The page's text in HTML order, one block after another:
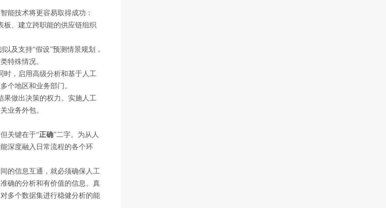
能技术将更容易取得成功：
板、建立跨职能的供应链组织
及支持“假设”预测情景规划，
特殊情况。
时，启用高级分析和基于人工
个地区和业务部门。
果做出决策的权力。实施人工
业务外包。
关键在于“正确”二字。为从人
深度融入日常流程的各个环
的信息互通，就必须确保人工
确的分析和有价值的信息。真
多个数据集进行稳健分析的能